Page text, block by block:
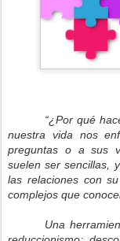
“¿Por qué
nuestra vida nos
preguntas o a sus
suelen ser sencillas,
las relaciones con
complejos que
Una